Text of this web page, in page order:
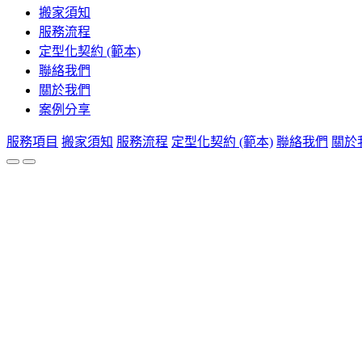
搬家須知
服務流程
定型化契約 (範本)
聯絡我們
關於我們
案例分享
服務項目 搬家須知 服務流程 定型化契約 (範本) 聯絡我們 關於